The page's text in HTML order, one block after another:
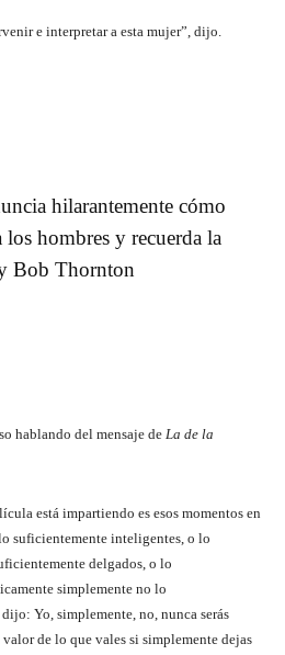
e interpretar a esta mujer”, dijo.
hilarantemente cómo
hombres y recuerda la
Bob Thornton
hablando del mensaje de La de la
está impartiendo es esos momentos en
suficientemente inteligentes, o lo
delgados, o lo
simplemente no lo
Yo, simplemente, no, nunca serás
de lo que vales si simplemente dejas